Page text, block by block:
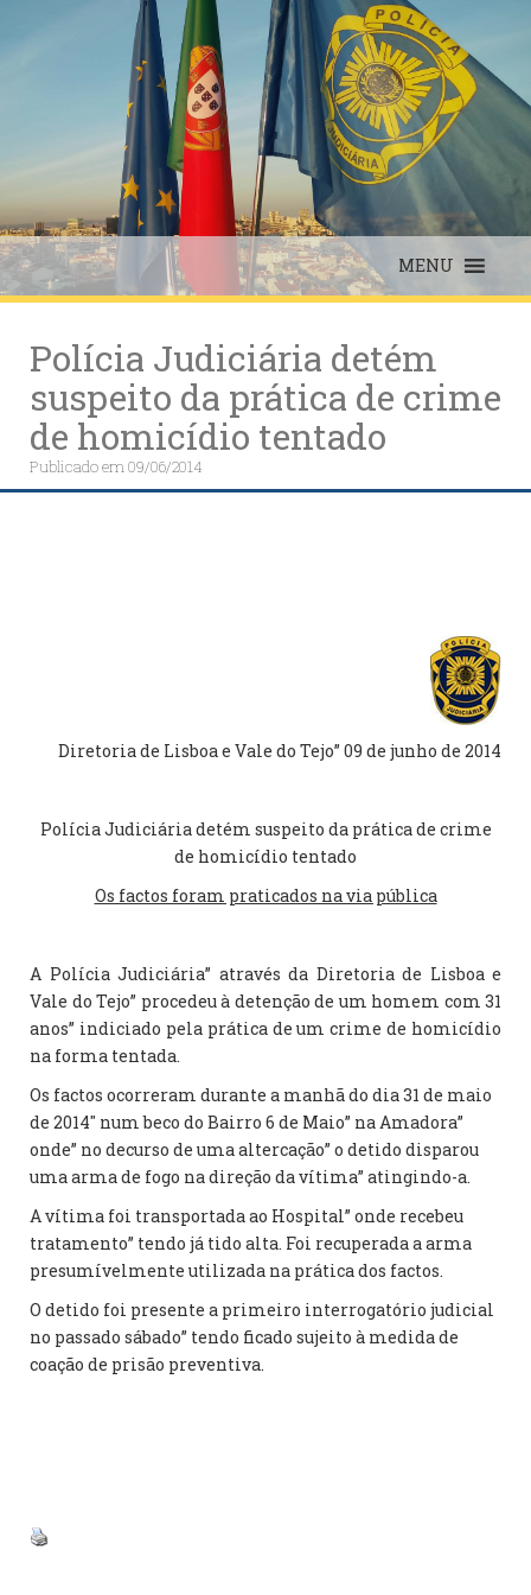
MENU
Polícia Judiciária detém
suspeito da prática de crime
de homicídio tentado
Publicado em09/06/2014
Diretoria de Lisboa e Vale do Tejo” 09 de junho de 2014
Polícia Judiciária detém suspeito da prática de crime
de homicídio tentado
Os factos foram praticados na via pública
A Polícia Judiciária” através da Diretoria de Lisboa e
Vale do Tejo” procedeu à detenção de um homem com 31
anos” indiciado pela prática de um crime de homicídio
na forma tentada.
Os factos ocorreram durante a manhã do dia 31 de maio
de 2014″ num beco do Bairro 6 de Maio” na Amadora”
onde” no decurso de uma altercação” o detido disparou
uma arma de fogo na direção da vítima” atingindo-a.
A vítima foi transportada ao Hospital” onde recebeu
tratamento” tendo já tido alta. Foi recuperada a arma
presumívelmente utilizada na prática dos factos.
O detido foi presente a primeiro interrogatório judicial
no passado sábado” tendo ficado sujeito à medida de
coação de prisão preventiva.